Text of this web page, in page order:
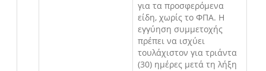
για τα προσφερόμενα
είδη, χωρίς το ΦΠΑ. Η
εγγύηση συμμετοχής
πρέπει να ισχύει
τουλάχιστον για τριάντα
(30) ημέρες μετά τη λήξη